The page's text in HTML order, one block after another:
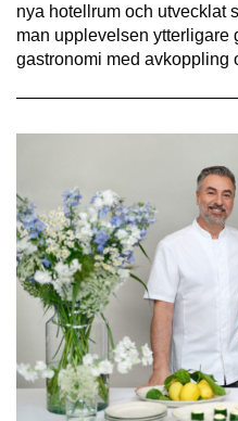
nya hotellrum och utvecklat
man upplevelsen ytterligare
gastronomi med avkoppling